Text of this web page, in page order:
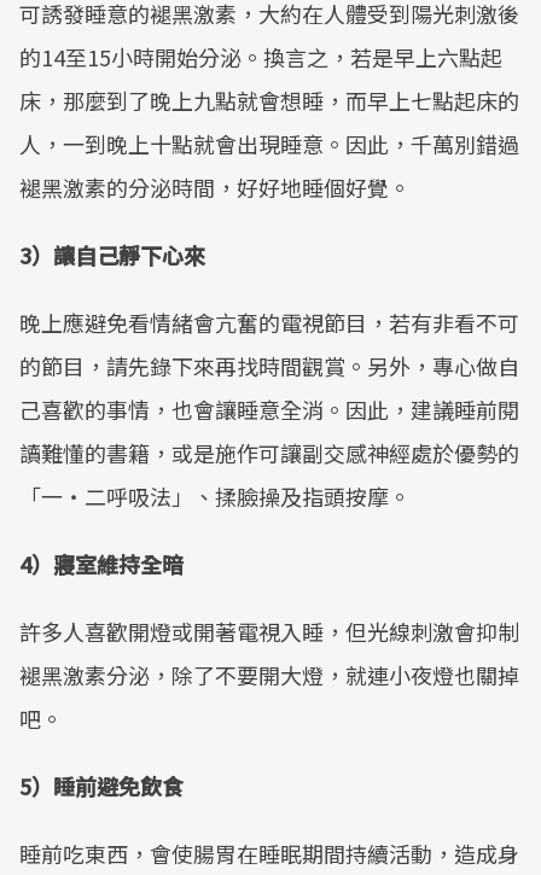
可誘發睡意的褪黑激素，大約在人體受到陽光刺激後
的14至15小時開始分泌。換言之，若是早上六點起
床，那麼到了晚上九點就會想睡，而早上七點起床的
人，一到晚上十點就會出現睡意。因此，千萬別錯過
褪黑激素的分泌時間，好好地睡個好覺。
3）讓自己靜下心來
晚上應避免看情緒會亢奮的電視節目，若有非看不可
的節目，請先錄下來再找時間觀賞。另外，專心做自
己喜歡的事情，也會讓睡意全消。因此，建議睡前閱
讀難懂的書籍，或是施作可讓副交感神經處於優勢的
「一‧二呼吸法」、揉臉操及指頭按摩。
4）寢室維持全暗
許多人喜歡開燈或開著電視入睡，但光線刺激會抑制
褪黑激素分泌，除了不要開大燈，就連小夜燈也關掉
吧。
5）睡前避免飲食
睡前吃東西，會使腸胃在睡眠期間持續活動，造成身